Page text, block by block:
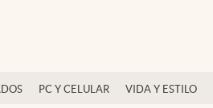
PC Y CELULAR VIDA Y ESTILO